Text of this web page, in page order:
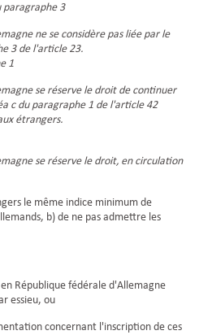
paragraphe 3
ne se considère pas liée par le
3 de l'article 23.
1
se réserve le droit de continuer
c du paragraphe 1 de l'article 42
étrangers.
se réserve le droit, en circulation
le même indice minimum de
b) de ne pas admettre les
République fédérale d'Allemagne
essieu, ou
concernant l'inscription de ces